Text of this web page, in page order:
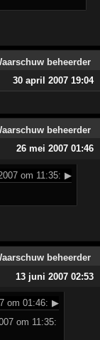
30 april 2007 19:04
26 mei 2007 01:46
om 11:35: ▶
13 juni 2007 02:53
om 01:46: ▶
om 11:35: